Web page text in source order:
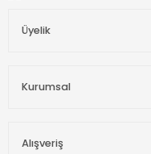
Üyelik
Kurumsal
Alışveriş